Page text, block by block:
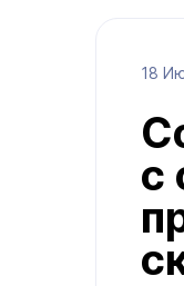
18
с